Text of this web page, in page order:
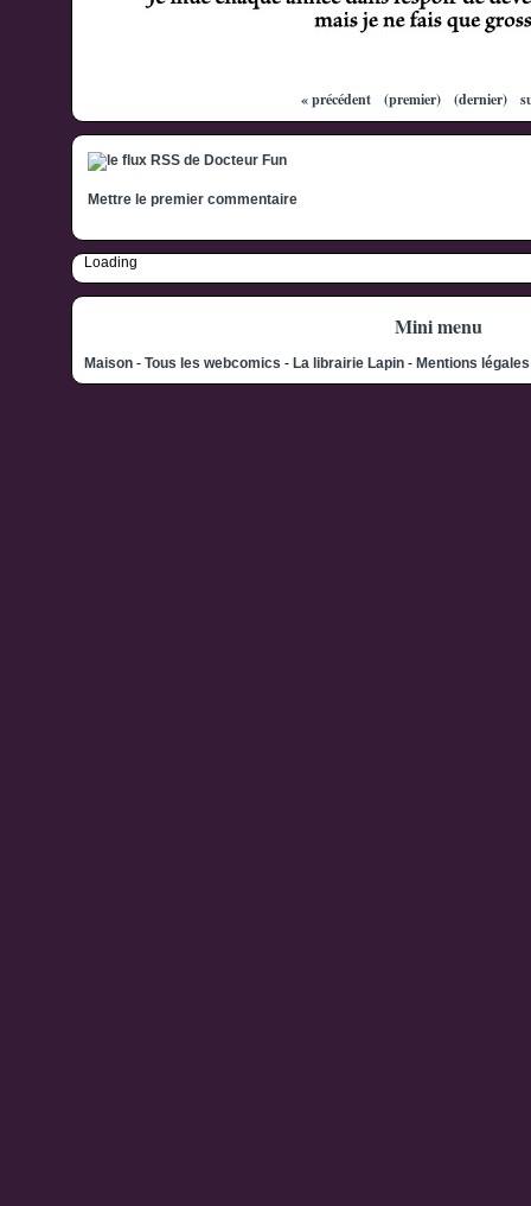
« précédent (premier) (dernier)
Mettre le premier commentaire
Loading
Mini menu
Maison - Tous les webcomics - La librairie Lapin - Mentions